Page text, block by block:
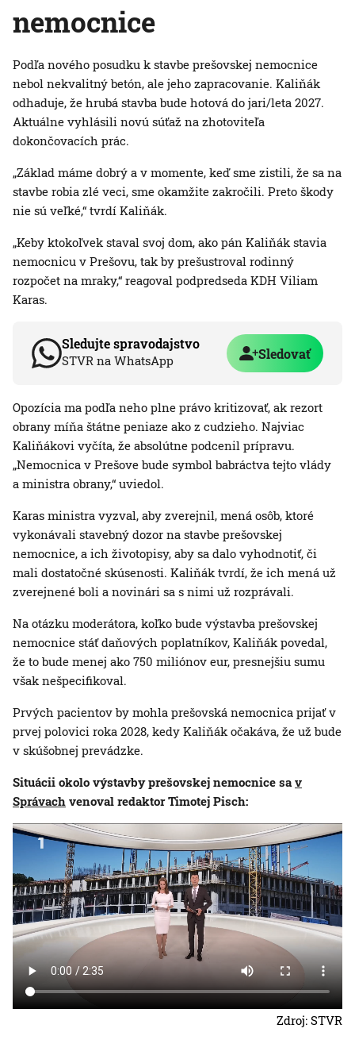
nemocnice
Podľa nového posudku k stavbe prešovskej nemocnice
nebol nekvalitný betón, ale jeho zapracovanie. Kaliňák
odhaduje, že hrubá stavba bude hotová do jari/leta 2027.
Aktuálne vyhlásili novú súťaž na zhotoviteľa
dokončovacích prác.
„Základ máme dobrý a v momente, keď sme zistili, že sa na
stavbe robia zlé veci, sme okamžite zakročili. Preto škody
nie sú veľké,“ tvrdí Kaliňák.
„Keby ktokoľvek staval svoj dom, ako pán Kaliňák stavia
nemocnicu v Prešovu, tak by prešustroval rodinný
rozpočet na mraky,“ reagoval podpredseda KDH Viliam
Karas.
Sledujte spravodajstvo
STVR na WhatsApp Sledovať
Opozícia ma podľa neho plne právo kritizovať, ak rezort
obrany míňa štátne peniaze ako z cudzieho. Najviac
Kaliňákovi vyčíta, že absolútne podcenil prípravu.
„Nemocnica v Prešove bude symbol babráctva tejto vlády
a ministra obrany,“ uviedol.
Karas ministra vyzval, aby zverejnil, mená osôb, ktoré
vykonávali stavebný dozor na stavbe prešovskej
nemocnice, a ich životopisy, aby sa dalo vyhodnotiť, či
mali dostatočné skúsenosti. Kaliňák tvrdí, že ich mená už
zverejnené boli a novinári sa s nimi už rozprávali.
Na otázku moderátora, koľko bude výstavba prešovskej
nemocnice stáť daňových poplatníkov, Kaliňák povedal,
že to bude menej ako 750 miliónov eur, presnejšiu sumu
však nešpecifikoval.
Prvých pacientov by mohla prešovská nemocnica prijať v
prvej polovici roka 2028, kedy Kaliňák očakáva, že už bude
v skúšobnej prevádzke.
Situácii okolo výstavby prešovskej nemocnice sav
Správach venoval redaktor Timotej Pisch:
Zdroj: STVR